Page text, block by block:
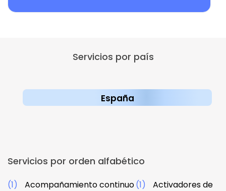
Servicios por país
España
Servicios por orden alfabético
(1) Acompañamiento continuo(1)
Activadores de